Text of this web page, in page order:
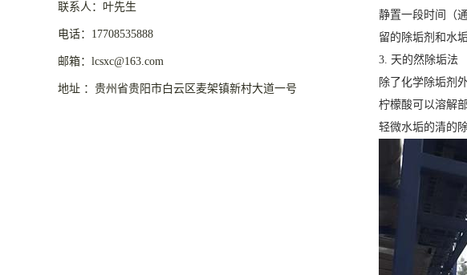
联系人：叶先生
电话：17708535888
邮箱：lcsxc@163.com
地址 ：贵州省贵阳市白云区麦架镇新村大道一号
静置一段时间（
留的除垢剂和水
3. 天的然除垢法
除了化学除垢剂
柠檬酸可以溶解
轻微水垢的清的除